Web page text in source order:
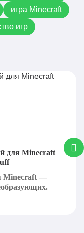
игра Minecraft
игр
для Minecraft
Minecraft —